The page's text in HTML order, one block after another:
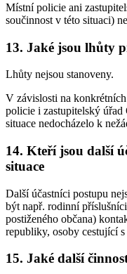
Místní policie ani
součinnost v této situaci)
13. Jaké jsou lhůty
Lhůty nejsou stanoveny.
V závislosti na
policie i zastupitelský úřad
situace nedocházelo k
14. Kteří jsou další
situace
Další účastníci postupu
být např. rodinní
postiženého občana)
republiky, osoby cestující
15. Jaké další